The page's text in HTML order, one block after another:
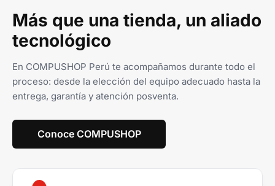
Más que una tienda, un aliado
tecnológico
En COMPUSHOP Perú te acompañamos durante todo el
proceso: desde la elección del equipo adecuado hasta la
entrega, garantía y atención posventa.
Conoce COMPUSHOP